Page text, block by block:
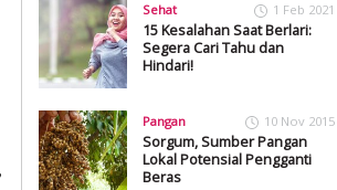
Sehat 1 Feb 2021
15 Kesalahan Saat Berlari:
Segera Cari Tahu dan
Hindari!
Pangan 10 Nov 2015
Sorgum, Sumber Pangan
Lokal Potensial Pengganti
Beras